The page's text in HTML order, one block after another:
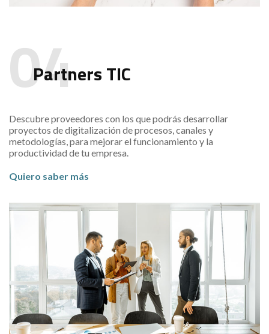
Partners TIC
Descubre proveedores con los que podrás desarrollar
proyectos de digitalización de procesos, canales y
metodologías, para mejorar el funcionamiento y la
productividad de tu empresa.
Quiero saber más